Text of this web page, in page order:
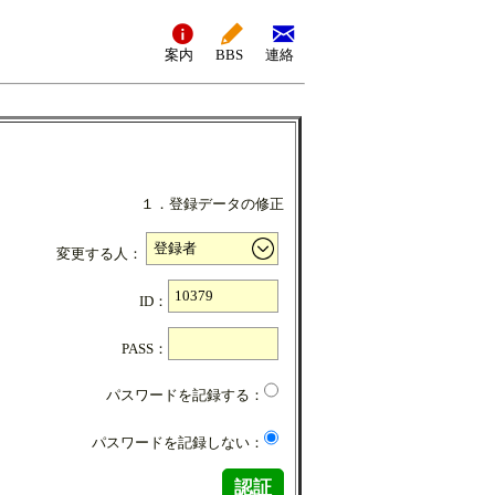
案内 BBS 連絡
１．登録データの修正
変更する人：
ID：
PASS：
パスワードを記録する：
パスワードを記録しない：
認証